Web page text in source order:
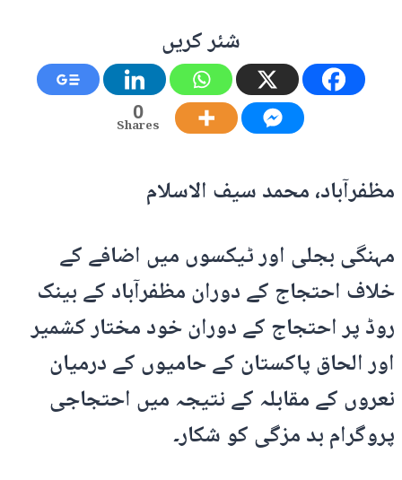
شئر کریں
0
Shares
مظفرآباد، محمد سیف الاسلام
مہنگی بجلی اور ٹیکسوں میں اضافے کے
خلاف احتجاج کے دوران مظفرآباد کے بینک
روڈ پر احتجاج کے دوران خود مختار کشمیر
اور الحاق پاکستان کے حامیوں کے درمیان
نعروں کے مقابلہ کے نتیجہ میں احتجاجی
پروگرام بد مزگی کو شکار۔